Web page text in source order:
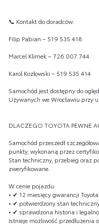
📞 Kontakt do doradców:
Filip Pabian – 519 535 418
Marcel Klimek – 726 007 744
Karol Kozłowski – 519 535 414
Samochód jest dostępny do
Używanych we Wrocławiu przy
DLACZEGO TOYOTA PEWNE
Samochód przeszedł
punkty, wykonaną przez
Stan techniczny, przebieg oraz
zweryfikowane.
W cenie pojazdu:
• ✔ 12 miesięcy gwarancji
• ✔ potwierdzony stan
• ✔ sprawdzona historia i
Istnieje możliwość